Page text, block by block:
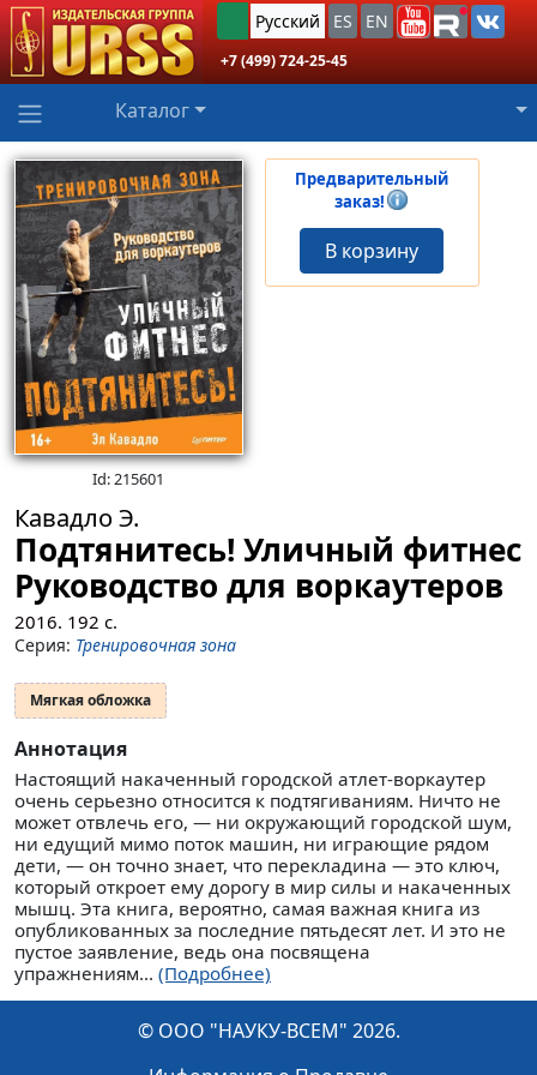
Русский ES EN
+7 (499) 724-25-45
Каталог
Id: 215601
Предварительный
заказ!
В корзину
Кавадло Э.
Подтянитесь! Уличный фитнес
Руководство для воркаутеров
2016. 192 с.
Серия: Тренировочная зона
Мягкая обложка
Аннотация
Настоящий накаченный городской атлет-воркаутер
очень серьезно относится к подтягиваниям. Ничто не
может отвлечь его, — ни окружающий городской шум,
ни едущий мимо поток машин, ни играющие рядом
дети, — он точно знает, что перекладина — это ключ,
который откроет ему дорогу в мир силы и накаченных
мышц. Эта книга, вероятно, самая важная книга из
опубликованных за последние пятьдесят лет. И это не
пустое заявление, ведь она посвящена
упражнениям... (Подробнее)
© ООО "НАУКУ-ВСЕМ" 2026.